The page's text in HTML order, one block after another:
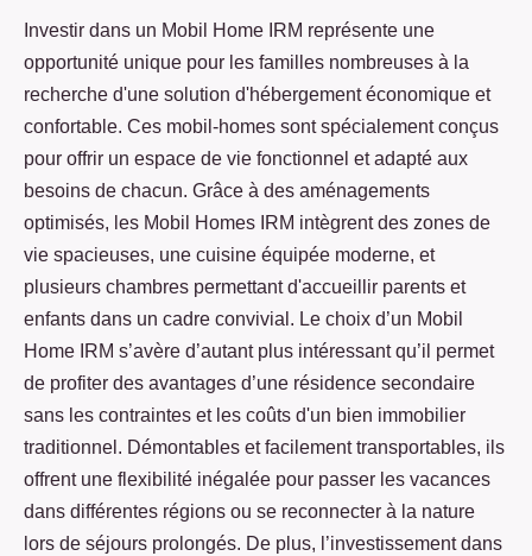
Investir dans un Mobil Home IRM représente une
opportunité unique pour les familles nombreuses à la
recherche d'une solution d'hébergement économique et
confortable. Ces mobil-homes sont spécialement conçus
pour offrir un espace de vie fonctionnel et adapté aux
besoins de chacun. Grâce à des aménagements
optimisés, les Mobil Homes IRM intègrent des zones de
vie spacieuses, une cuisine équipée moderne, et
plusieurs chambres permettant d'accueillir parents et
enfants dans un cadre convivial. Le choix d’un Mobil
Home IRM s’avère d’autant plus intéressant qu’il permet
de profiter des avantages d’une résidence secondaire
sans les contraintes et les coûts d'un bien immobilier
traditionnel. Démontables et facilement transportables, ils
offrent une flexibilité inégalée pour passer les vacances
dans différentes régions ou se reconnecter à la nature
lors de séjours prolongés. De plus, l’investissement dans